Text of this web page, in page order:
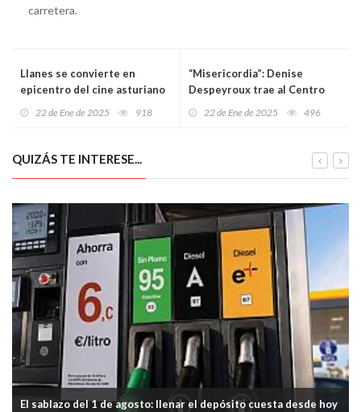
carretera.
Llanes se convierte en
epicentro del cine asturiano
22 de Ene de 2025 918
“Misericordia”: Denise
Despeyroux trae al Centro
22 de Ene de 2025 496
QUIZÁS TE INTERESE...
El sablazo del 1 de agosto: llenar el depósito cuesta desde hoy